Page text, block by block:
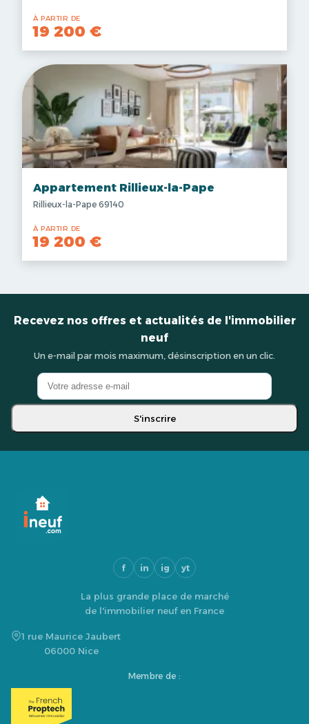
À PARTIR DE
19 200 €
Appartement Rillieux-la-Pape
Rillieux-la-Pape 69140
À PARTIR DE
19 200 €
Recevez nos offres et actualités de l'immobilier
neuf
Un e-mail par mois maximum, désinscription en un clic.
S'inscrire
f in ig yt
La plus grande place de marché
de l'immobilier neuf en France
1 rue Maurice Jaubert
06000 Nice
Membre de :